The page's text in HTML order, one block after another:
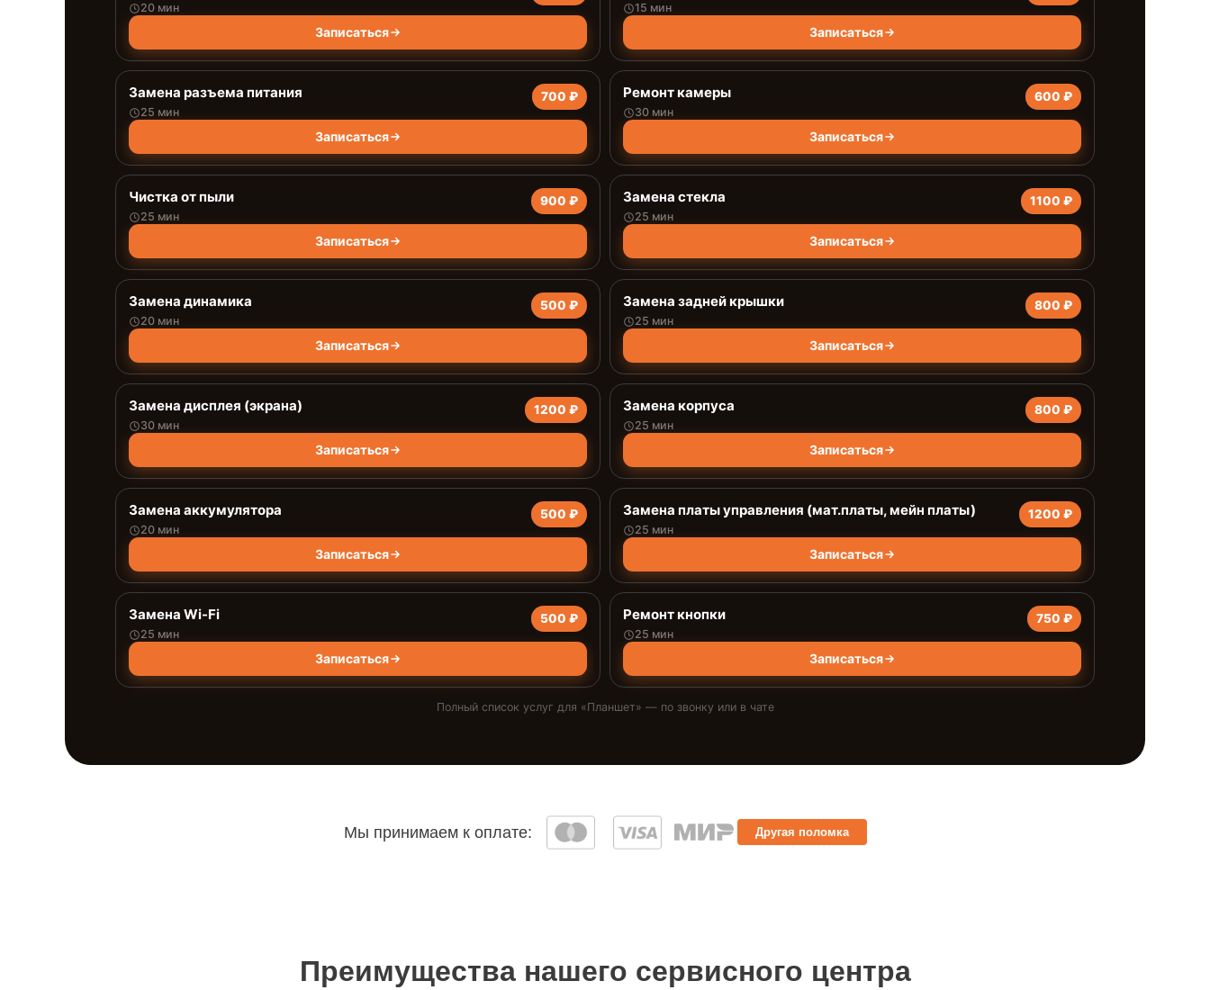
20 мин
Записаться
15 мин
Записаться
Замена разъема питания
25 мин
700 ₽
Записаться
Ремонт камеры
30 мин
600 ₽
Записаться
Чистка от пыли
25 мин
900 ₽
Записаться
Замена стекла
25 мин
1100 ₽
Записаться
Замена динамика
20 мин
500 ₽
Записаться
Замена задней крышки
25 мин
800 ₽
Записаться
Замена дисплея (экрана)
30 мин
1200 ₽
Записаться
Замена корпуса
25 мин
800 ₽
Записаться
Замена аккумулятора
20 мин
500 ₽
Записаться
Замена платы управления (мат.платы, мейн платы)
25 мин
1200 ₽
Записаться
Замена Wi-Fi
25 мин
500 ₽
Записаться
Ремонт кнопки
25 мин
750 ₽
Записаться
Полный список услуг для «Планшет» — по звонку или в чате
Мы принимаем к оплате: Другая поломка
Преимущества нашего сервисного центра